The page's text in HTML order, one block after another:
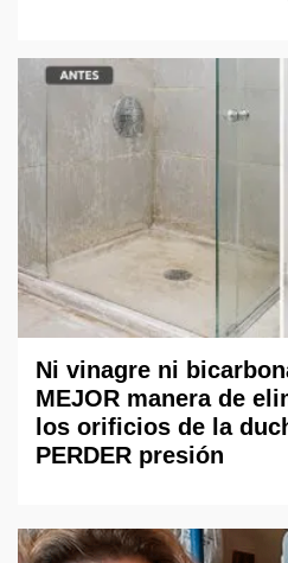
Ni vinagre ni
MEJOR manera de
los orificios de la
PERDER presión